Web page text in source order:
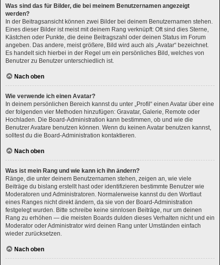
Was sind das für Bilder, die bei meinem Benutzernamen angezeigt
werden?
In der Beitragsansicht können zwei Bilder bei deinem Benutzernamen stehen.
Eines dieser Bilder ist meist mit deinem Rang verknüpft: Oft sind dies Sterne,
Kästchen oder Punkte, die deine Beitragszahl oder deinen Status im Forum
angeben. Das andere, meist größere, Bild wird auch als „Avatar“ bezeichnet.
Es handelt sich hierbei in der Regel um ein persönliches Bild, welches von
Benutzer zu Benutzer unterschiedlich ist.
Nach oben
Wie verwende ich einen Avatar?
In deinem persönlichen Bereich kannst du unter „Profil“ einen Avatar über eine
der folgenden vier Methoden hinzufügen: Gravatar, Galerie, Remote oder
Hochladen. Die Board-Administration kann bestimmen, ob und wie die
Benutzer Avatare benutzen können. Wenn du keinen Avatar benutzen kannst,
solltest du die Board-Administration kontaktieren.
Nach oben
Was ist mein Rang und wie kann ich ihn ändern?
Ränge, die unter deinem Benutzernamen stehen, zeigen an, wie viele
Beiträge du bislang erstellt hast oder identifizieren bestimmte Benutzer wie
Moderatoren und Administratoren. Normalerweise kannst du den Wortlaut
eines Ranges nicht direkt ändern, da sie von der Board-Administration
festgelegt wurden. Bitte schreibe keine sinnlosen Beiträge, nur um deinen
Rang zu erhöhen — die meisten Boards dulden dieses Verhalten nicht und ein
Moderator oder Administrator wird deinen Rang unter Umständen einfach
wieder zurücksetzen.
Nach oben